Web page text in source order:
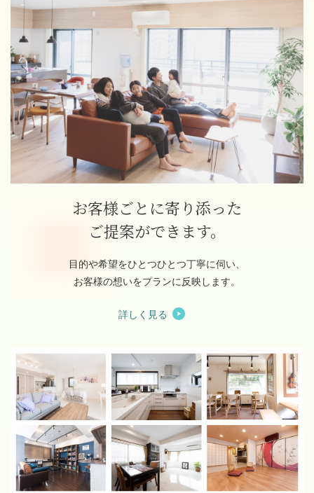
お客様ごとに寄り添った
ご提案ができます。
目的や希望をひとつひとつ丁寧に伺い、
お客様の想いをプランに反映します。
詳しく見る